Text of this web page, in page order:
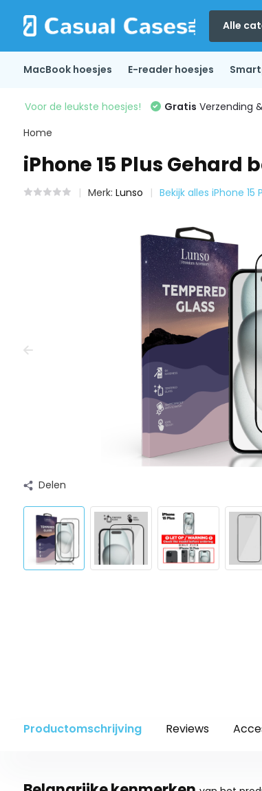
Alle
MacBook hoesjes E-reader hoesjes
Voor de leukste hoesjes! Gratis Verzending
Home
iPhone 15 Plus
Merk: Lunso Bekijk alles iPhone 15
Delen
Productomschrijving Reviews